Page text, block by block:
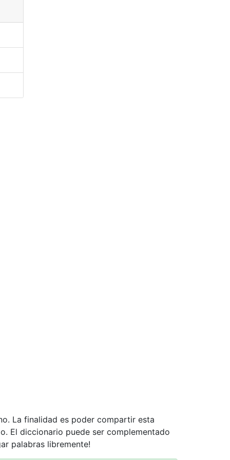
La finalidad es poder compartir esta
El diccionario puede ser complementado
palabras libremente!